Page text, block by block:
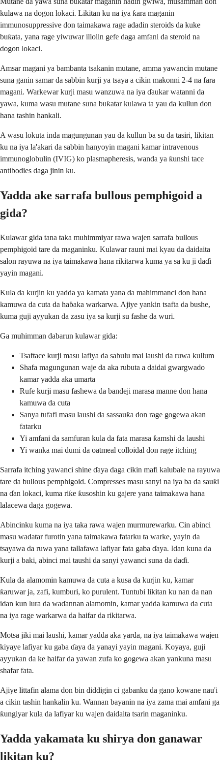
kulawa na dogon lokaci. Likitan ku na iya ƙara maganin
immunosuppressive don taimakawa rage adadin steroids da kuke
buƙata, yana rage yiwuwar illolin gefe daga amfani da steroid na
dogon lokaci.
Amsar magani ya bambanta tsakanin mutane, amma yawancin mutane
suna ganin samar da sabbin kurji ya tsaya a cikin makonni 2-4 na fara
magani. Warkewar kurji masu wanzuwa na iya ɗaukar watanni da
yawa, kuma wasu mutane suna buƙatar kulawa ta yau da kullun don
hana tashin hankali.
A wasu lokuta inda magungunan yau da kullun ba su da tasiri, likitan
ku na iya la'akari da sabbin hanyoyin magani kamar intravenous
immunoglobulin (IVIG) ko plasmapheresis, wanda ya ƙunshi tace
antibodies daga jinin ku.
Yadda ake sarrafa bullous pemphigoid a
gida?
Kulawar gida tana taka muhimmiyar rawa wajen sarrafa bullous
pemphigoid tare da maganinku. Kulawar rauni mai kyau da daidaita
salon rayuwa na iya taimakawa hana rikitarwa kuma ya sa ku ji daɗi
yayin magani.
Kula da kurjin ku yadda ya kamata yana da mahimmanci don hana
kamuwa da cuta da haɓaka warkarwa. Ajiye yankin tsafta da bushe,
kuma guji ayyukan da zasu iya sa kurji su fashe da wuri.
Ga muhimman dabarun kulawar gida:
Tsaftace kurji masu lafiya da sabulu mai laushi da ruwa kullum
Shafa magungunan waje da aka rubuta a daidai gwargwado
kamar yadda aka umarta
Rufe kurji masu fashewa da bandeji marasa manne don hana
kamuwa da cuta
Sanya tufafi masu laushi da sassauƙa don rage gogewa akan
fatarku
Yi amfani da samfuran kula da fata marasa ƙamshi da laushi
Yi wanka mai dumi da oatmeal colloidal don rage itching
Sarrafa itching yawanci shine ɗaya daga cikin mafi kalubale na rayuwa
tare da bullous pemphigoid. Compresses masu sanyi na iya ba da sauƙi
na ɗan lokaci, kuma riƙe ƙusoshin ku gajere yana taimakawa hana
lalacewa daga gogewa.
Abincinku kuma na iya taka rawa wajen murmurewarku. Cin abinci
masu wadatar furotin yana taimakawa fatarku ta warke, yayin da
tsayawa da ruwa yana tallafawa lafiyar fata gaba ɗaya. Idan kuna da
kurji a baki, abinci mai taushi da sanyi yawanci suna da daɗi.
Kula da alamomin kamuwa da cuta a kusa da kurjin ku, kamar
ƙaruwar ja, zafi, kumburi, ko purulent. Tuntubi likitan ku nan da nan
idan kun lura da waɗannan alamomin, kamar yadda kamuwa da cuta
na iya rage warkarwa da haifar da rikitarwa.
Motsa jiki mai laushi, kamar yadda aka yarda, na iya taimakawa wajen
kiyaye lafiyar ku gaba ɗaya da yanayi yayin magani. Koyaya, guji
ayyukan da ke haifar da yawan zufa ko gogewa akan yankuna masu
shafar fata.
Ajiye littafin alama don bin diddigin ci gabanku da gano kowane nau'i
a cikin tashin hankalin ku. Wannan bayanin na iya zama mai amfani ga
ƙungiyar kula da lafiyar ku wajen daidaita tsarin maganinku.
Yadda yakamata ku shirya don ganawar
likitan ku?